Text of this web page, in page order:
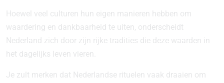
Hoewel veel culturen hun eigen manieren hebben om
waardering en dankbaarheid te uiten, onderscheidt
Nederland zich door zijn rijke tradities die deze waarden in
het dagelijks leven vieren.
Je zult merken dat Nederlandse rituelen vaak draaien om